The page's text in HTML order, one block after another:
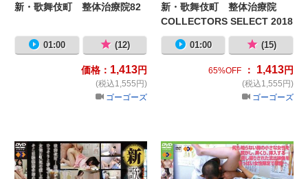
新・歌舞伎町 整体治療院82
01:00 (12)
価格： 1,413円
(税込1,555円)
ゴーゴーズ
新・歌舞伎町 整体治療院
COLLECTORS SELECT 2018
下半期
01:00 (15)
65%OFF： 1,413円
(税込1,555円)
ゴーゴーズ
新・歌舞伎町 整体治療院92 新